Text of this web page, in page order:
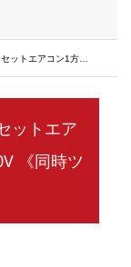
《同時ツイン》 ハイパーインバーター
ットエア
《同時ツ